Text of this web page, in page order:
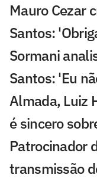
Mauro Cezar
Santos:
Sormani
Santos: 'Eu
Almada, Luiz
é sincero
Patrocinador
transmissão